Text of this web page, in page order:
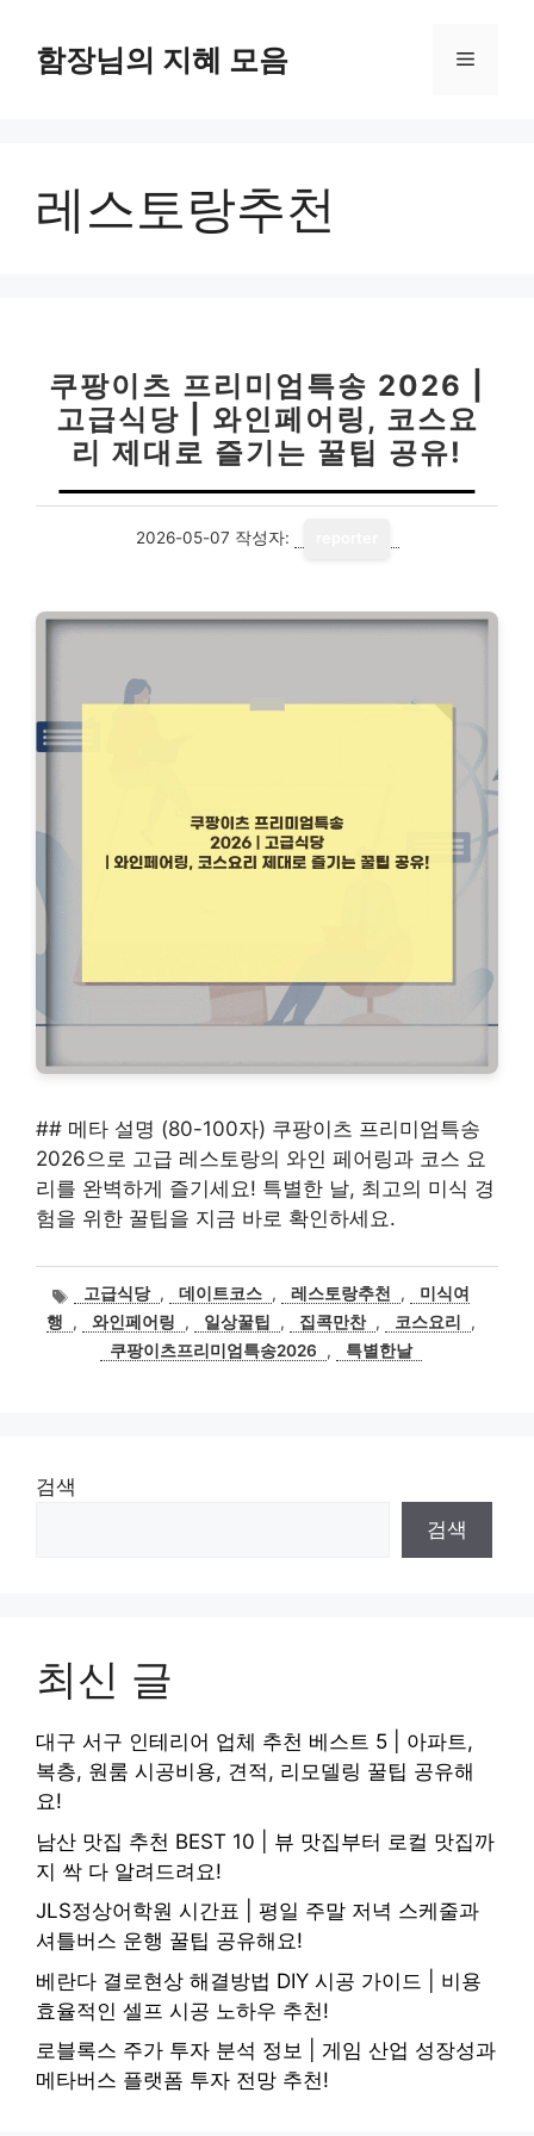
함장님의 지혜 모음 메
레스토랑추천
쿠팡이츠 프리미엄특송 2026 |
고급식당 | 와인페어링, 코스요
리 제대로 즐기는 꿀팁 공유!
2026-05-07 작성자:
## 메타 설명 (80-100자) 쿠팡이츠 프리미엄특송
2026으로 고급 레스토랑의 와인 페어링과 코스 요
리를 완벽하게 즐기세요! 특별한 날, 최고의 미식 경
험을 위한 꿀팁을 지금 바로 확인하세요.
태고급식당 , 데이트코스 , 레스토랑추천 ,
미식여
행
, 와인페어링 , 일상꿀팁 , 집콕만찬 , 코스요리
,
쿠팡이츠프리미엄특송2026
, 특별한날
검색
검색
최신 글
대구 서구 인테리어 업체 추천 베스트 5 | 아파트,
복층, 원룸 시공비용, 견적, 리모델링 꿀팁 공유해
요!
남산 맛집 추천 BEST 10 | 뷰 맛집부터 로컬 맛집까
지 싹 다 알려드려요!
JLS정상어학원 시간표 | 평일 주말 저녁 스케줄과
셔틀버스 운행 꿀팁 공유해요!
베란다 결로현상 해결방법 DIY 시공 가이드 | 비용
효율적인 셀프 시공 노하우 추천!
로블록스 주가 투자 분석 정보 | 게임 산업 성장성과
메타버스 플랫폼 투자 전망 추천!